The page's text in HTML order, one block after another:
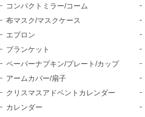
コンパクトミラー/コーム
布マスク/マスクケース
エプロン
ブランケット
ペーパーナプキン/プレート/カップ
アームカバー/扇子
クリスマスアドベントカレンダー
カレンダー